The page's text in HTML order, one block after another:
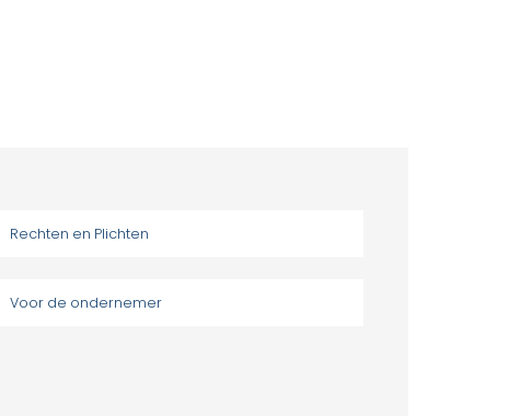
Rechten en Plichten
Voor de ondernemer